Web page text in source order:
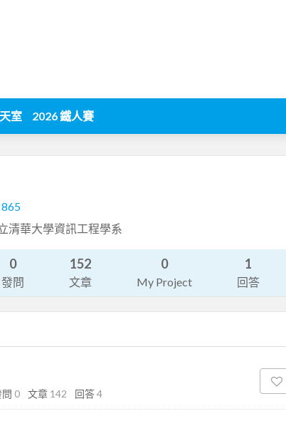
室 2026 鐵人賽
865
清華大學資訊工程學系
0
發問
152
文章
0
My Project
1
回答
0 文章 142 回答4